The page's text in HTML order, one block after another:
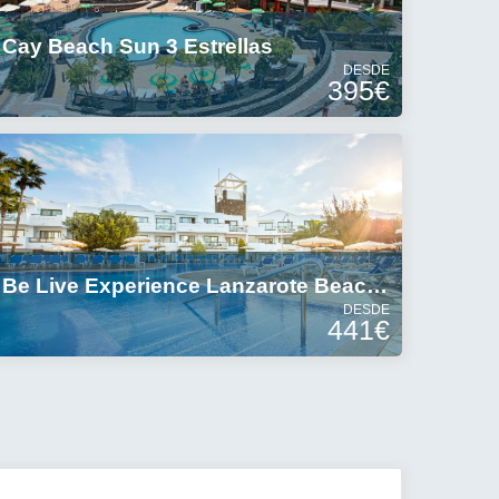
Cay Beach Sun 3 Estrellas
DESDE
395€
Be Live Experience Lanzarote Beach 4 Estrellas
DESDE
441€